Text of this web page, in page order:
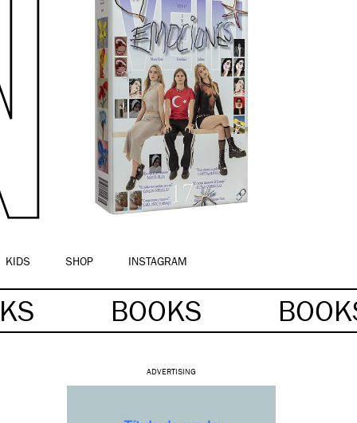
KIDS SHOP INSTAGRAM
BOOKS
ADVERTISING